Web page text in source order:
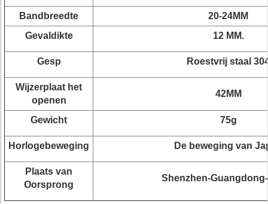
Bandbreedte
20-24MM
Gevaldikte
12 MM.
Gesp Roestvrij staal
Wijzerplaat het
openen
42MM
Gewicht 75g
Horlogebeweging De beweging van
Plaats van
Oorsprong
Shenzhen-